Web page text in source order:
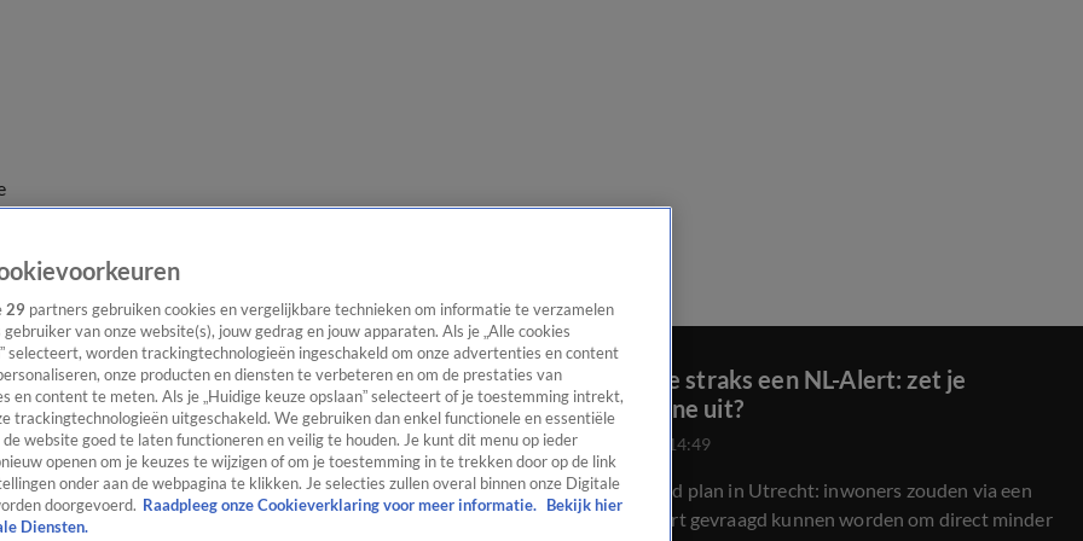
Krijgen we straks een NL-Alert: zet je
wasmachine uit?
18 mei 2026, 14:49
Een opvallend plan in Utrecht: inwoners zouden via een
soort NL-Alert gevraagd kunnen worden om direct minder
29 partners gebruiken cookies en vergelijkbare technieken om informatie te verzamelen
gebruiker van onze website(s), jouw gedrag en jouw apparaten. Als je „Alle cookies
selecteert, worden trackingtechnologieën ingeschakeld om onze advertenties en content
onze producten en diensten te verbeteren en om de prestaties van
en content te meten. Als je „Huidige keuze opslaan” selecteert of je toestemming intrekt,
trackingtechnologieën uitgeschakeld. We gebruiken dan enkel functionele en essentiële
de website goed te laten functioneren en veilig te houden. Je kunt dit menu op ieder
openen om je keuzes te wijzigen of om je toestemming in te trekken door op de link
onder aan de webpagina te klikken. Je selecties zullen overal binnen onze Digitale
doorgevoerd. Raadpleeg onze Cookieverklaring voor meer informatie. Bekijk hier
Diensten.